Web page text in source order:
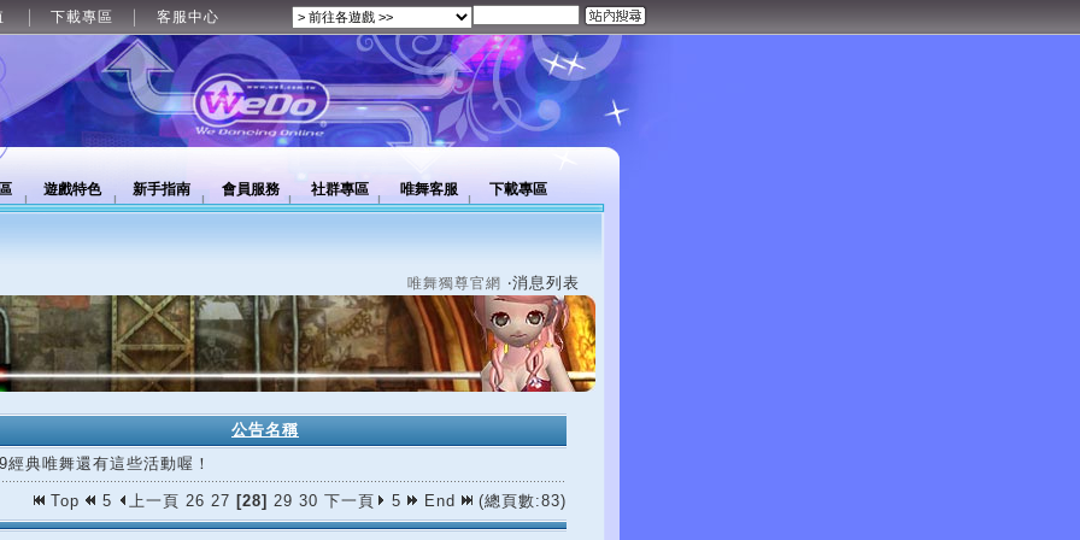
下載專區 客服中心
遊戲特色 新手指南 會員服務 社群專區 唯舞客服 下載專區
唯舞獨尊官網 ‧消息列表
公告名稱
經典唯舞還有這些活動喔！
Top 5 上一頁 26 27 [28] 29 30 下一頁 5 End (總頁數:83)